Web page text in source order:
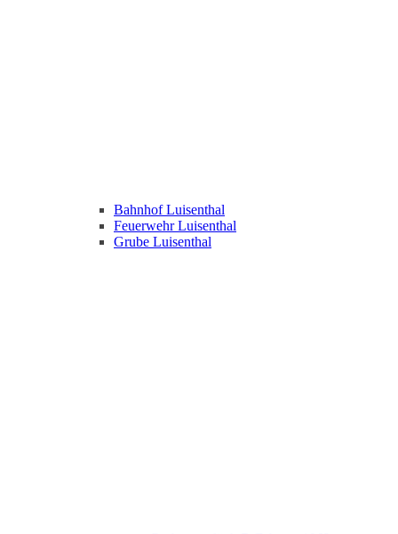
Bahnhof Luisenthal
Feuerwehr Luisenthal
Grube Luisenthal